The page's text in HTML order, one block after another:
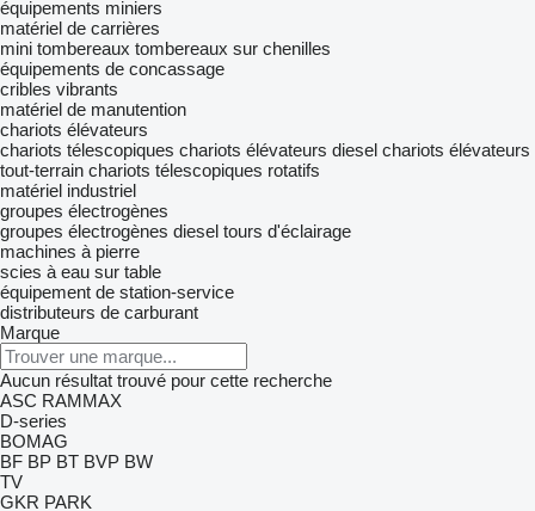
équipements miniers
matériel de carrières
mini tombereaux tombereaux sur chenilles
équipements de concassage
cribles vibrants
matériel de manutention
chariots élévateurs
chariots télescopiques chariots élévateurs diesel chariots élévateurs
tout-terrain chariots télescopiques rotatifs
matériel industriel
groupes électrogènes
groupes électrogènes diesel tours d'éclairage
machines à pierre
scies à eau sur table
équipement de station-service
distributeurs de carburant
Marque
Aucun résultat trouvé pour cette recherche
ASC RAMMAX
D-series
BOMAG
BF BP BT BVP BW
TV
GKR PARK